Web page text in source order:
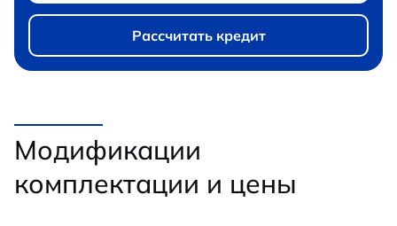
Рассчитать кредит
Модификации
комплектации и цены